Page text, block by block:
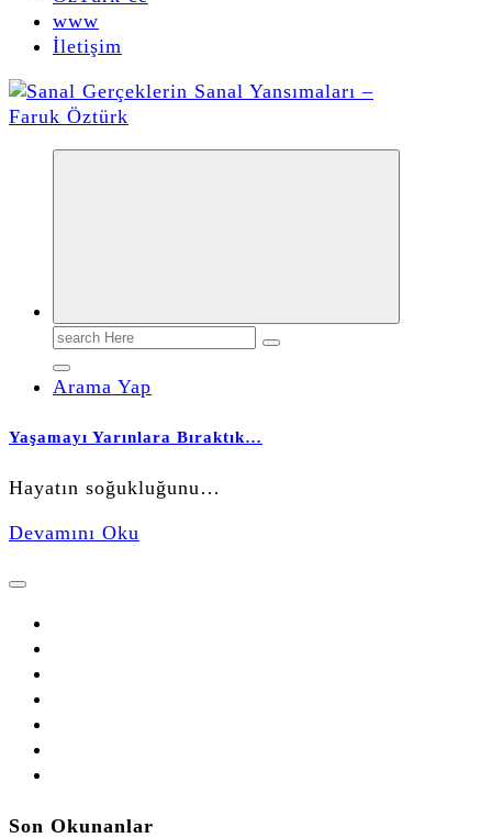
www
İletişim
Search
for:
Arama Yap
Yaşamayı Yarınlara Bıraktık…
Hayatın soğukluğunu…
Devamını Oku
Son Okunanlar